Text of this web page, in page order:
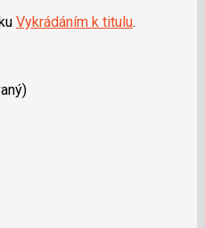
Vykrádáním k titulu.